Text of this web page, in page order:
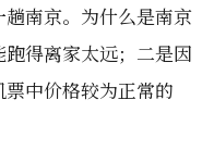
南京。为什么是南京
得离家太远；二是因
中价格较为正常的